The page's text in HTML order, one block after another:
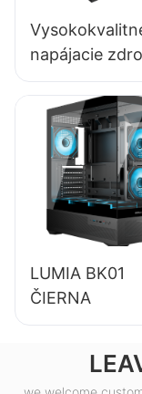
napájacie
pre stolné
ESGAMING
účinnosťou 85
certifikátom
Bronze
LUMIA BK01
ČIERNA